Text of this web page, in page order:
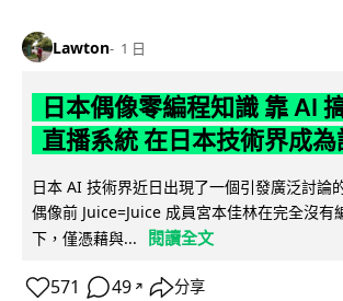
Lawton 1 日
日本偶像零編程知識 靠 AI
直播系統 在日本技術界成為
日本 AI 技術界近日出現了一個引發廣泛討論
偶像前 Juice=Juice 成員宮本佳林在完全沒有
下，僅憑藉與...
閱讀全文
571 49 ↗ 分享